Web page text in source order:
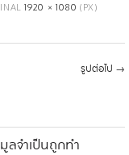
1920 × 1080 (PX)
รูปต่อไป →
ลจำเป็นถูกทำ